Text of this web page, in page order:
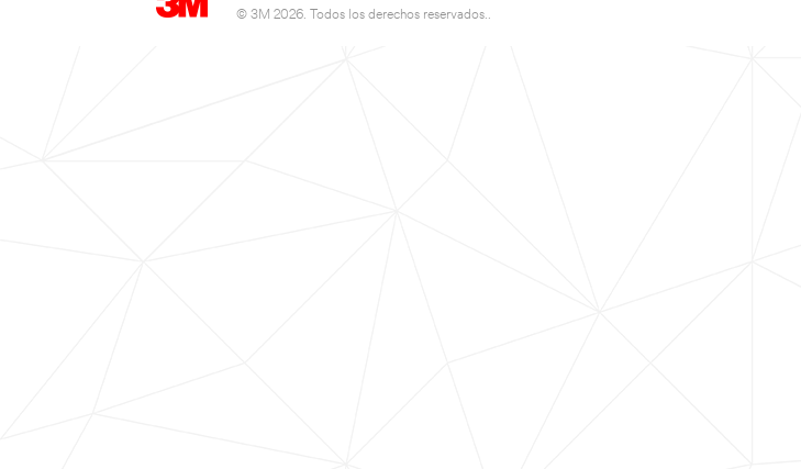
© 3M 2026. Todos los derechos reservados..